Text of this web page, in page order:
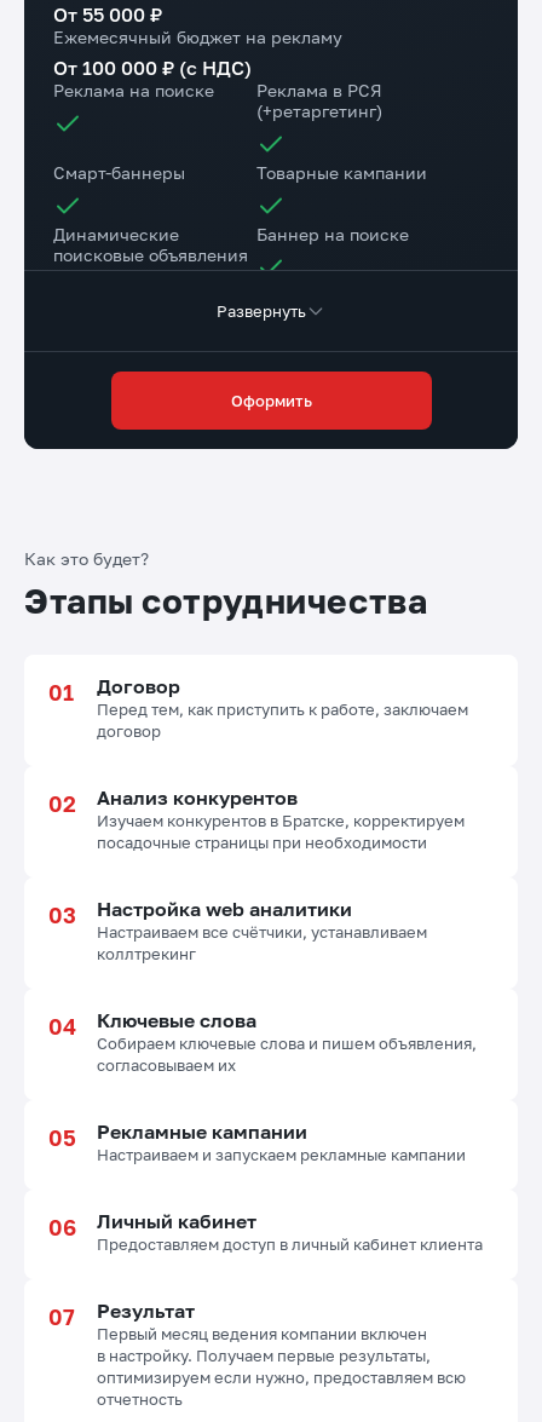
От 55 000 ₽
Ежемесячный бюджет на рекламу
От 100 000 ₽ (с НДС)
Реклама на поиске
Реклама в РСЯ
(+ретаргетинг)
Смарт-баннеры Товарные кампании
Динамические
поисковые объявления
Баннер на поиске
Коллтрекинг в подарок
Повышение конверсии сайта
Разработка страниц для a/b теста
Доступ в личный
Маркировка рекламы
Развернуть
Оформить
Как это будет?
Этапы сотрудничества
Договор
Перед тем, как приступить к работе, заключаем
договор
Анализ конкурентов
Изучаем конкурентов в Братске, корректируем
посадочные страницы при необходимости
Настройка web аналитики
Настраиваем все счётчики, устанавливаем
коллтрекинг
Ключевые слова
Собираем ключевые слова и пишем объявления,
согласовываем их
Рекламные кампании
Настраиваем и запускаем рекламные кампании
Личный кабинет
Предоставляем доступ в личный кабинет клиента
Результат
Первый месяц ведения компании включен
в настройку. Получаем первые результаты,
оптимизируем если нужно, предоставляем всю
отчетность